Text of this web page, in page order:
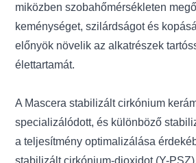
miközben szobahőmérsékleten
keménységet, szilárdságot és
előnyök növelik az alkatrészek
élettartamát.
A Mascera stabilizált cirkónium
specializálódott, és különböző
a teljesítmény optimalizálása
stabilizált cirkónium-dioxidot (Y-